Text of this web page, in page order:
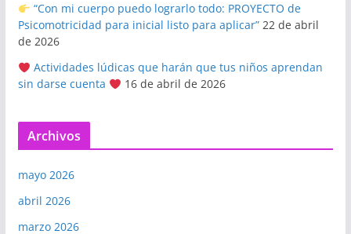
“Con mi cuerpo puedo lograrlo todo: PROYECTO de
Psicomotricidad para inicial listo para aplicar” 22 de abril
de 2026
Actividades lúdicas que harán que tus niños aprendan
sin darse cuenta
16 de abril de 2026
Archivos
mayo 2026
abril 2026
marzo 2026